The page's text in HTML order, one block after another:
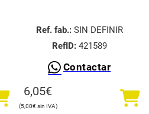
Ref. fab.:SIN DEFINIR
RefID:421589
Contactar
6,05€
5,00€